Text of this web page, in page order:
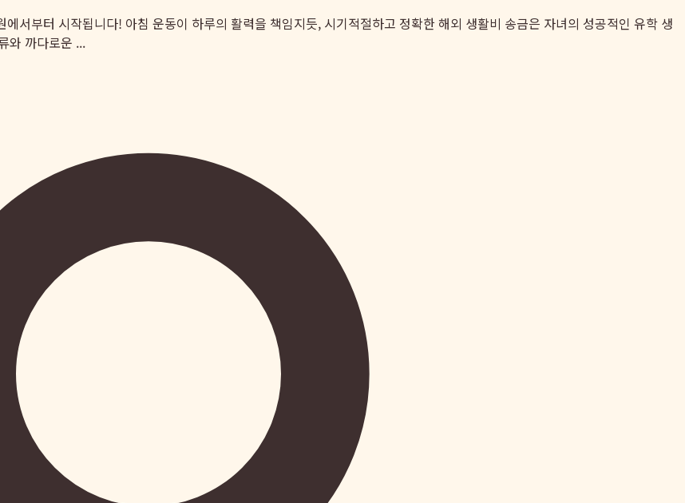
서부터 시작됩니다! 아침 운동이 하루의 활력을 책임지듯, 시기적절하고 정확한 해외 생활비 송금은 자녀의 성공적인 유학 생
와 까다로운 ...